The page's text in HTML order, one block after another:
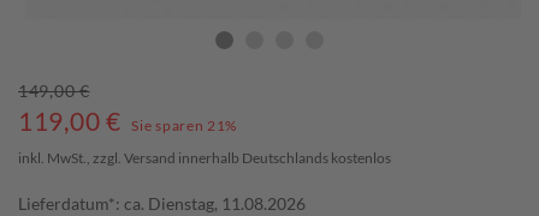
149,00 €
119,00 €
Sie sparen 21%
inkl. MwSt., zzgl. Versand innerhalb Deutschlands kostenlos
Lieferdatum*: ca. Dienstag, 11.08.2026